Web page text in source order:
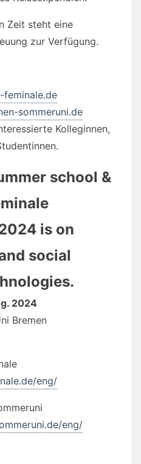
Zeit steht eine
zur Verfügung.
sommeruni.de
Kolleginnen,
school &
is on
social
2024
Bremen
eng/
eng/